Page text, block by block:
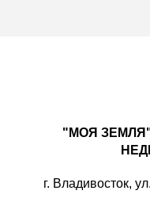
"МОЯ
г. Владивосток,